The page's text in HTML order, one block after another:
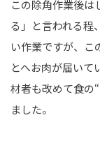
この除角作業後は
る」と言われる程
い作業ですが、こ
とへお肉が届いて
材者も改めて食の
ました。